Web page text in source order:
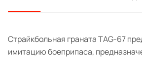
Страйкбольная граната TAG-67
имитацию боеприпаса,